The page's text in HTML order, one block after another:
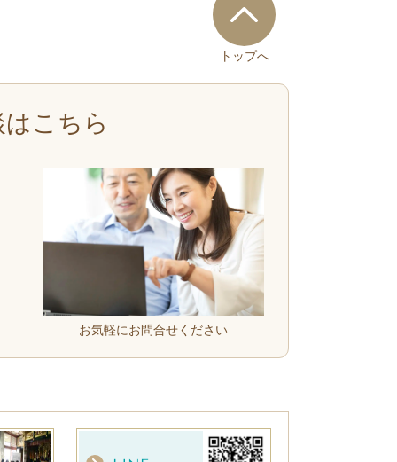
トップへ
こちら
お気軽にお問合せください